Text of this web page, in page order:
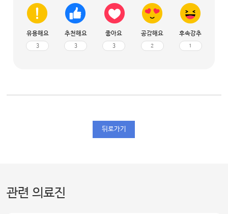
유용해요
3
추천해요
3
좋아요
3
공감해요
2
후속강추
1
뒤로가기
관련 의료진